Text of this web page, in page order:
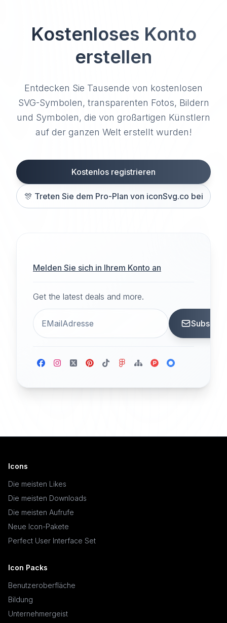
Kostenloses Konto
erstellen
Entdecken Sie Tausende von kostenlosen
SVG-Symbolen, transparenten Fotos, Bildern
und Symbolen, die von großartigen Künstlern
auf der ganzen Welt erstellt wurden!
Kostenlos registrieren
🎊 Treten Sie dem Pro-Plan von iconSvg.co bei
Melden Sie sich in Ihrem Konto an
Get the latest deals and more.
Icons
Die meisten Likes
Die meisten Downloads
Die meisten Aufrufe
Neue Icon-Pakete
Perfect User Interface Set
Icon Packs
Benutzeroberfläche
Bildung
Unternehmergeist